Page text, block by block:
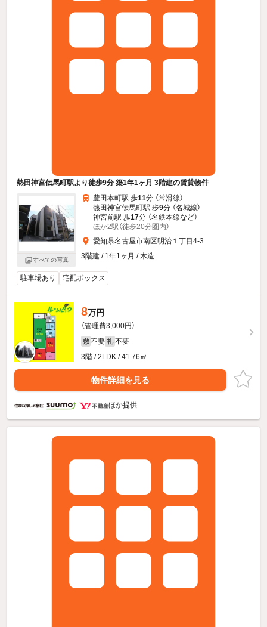
熱田神宮伝馬町駅より徒歩9分 築1年1ヶ月 3階建の賃貸物件
すべての写真
豊田本町駅 歩11分 （常滑線）
熱田神宮伝馬町駅 歩9分 （名城線）
神宮前駅 歩17分 （名鉄本線など）
ほか2駅（徒歩20分圏内）
愛知県名古屋市南区明治１丁目4-3
3階建 / 1年1ヶ月 / 木造
駐車場あり 宅配ボックス
8万円
（管理費3,000円）
敷 不要 礼 不要
3階 / 2LDK / 41.76㎡
物件詳細を見る
ほか提供